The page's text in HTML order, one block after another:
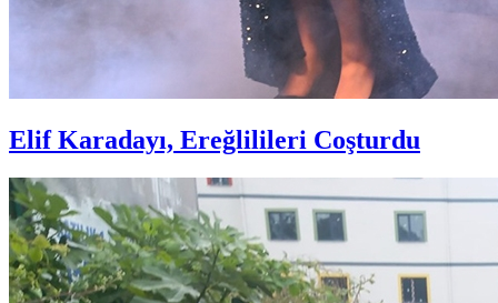
Elif Karadayı, Ereğlilileri Coşturdu